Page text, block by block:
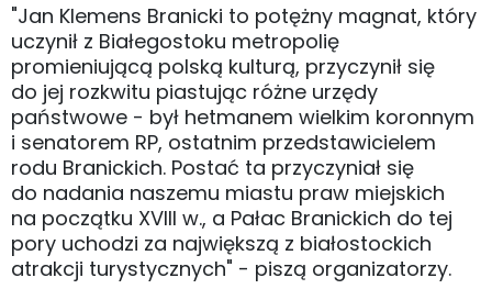
"Jan Klemens Branicki to potężny magnat, który
uczynił z Białegostoku metropolię
promieniującą polską kulturą, przyczynił się
do jej rozkwitu piastując różne urzędy
państwowe - był hetmanem wielkim koronnym
i senatorem RP, ostatnim przedstawicielem
rodu Branickich. Postać ta przyczyniał się
do nadania naszemu miastu praw miejskich
na początku XVIII w., a Pałac Branickich do tej
pory uchodzi za największą z białostockich
atrakcji turystycznych" - piszą organizatorzy.